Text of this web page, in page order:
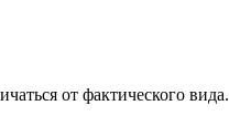
от фактического вида.